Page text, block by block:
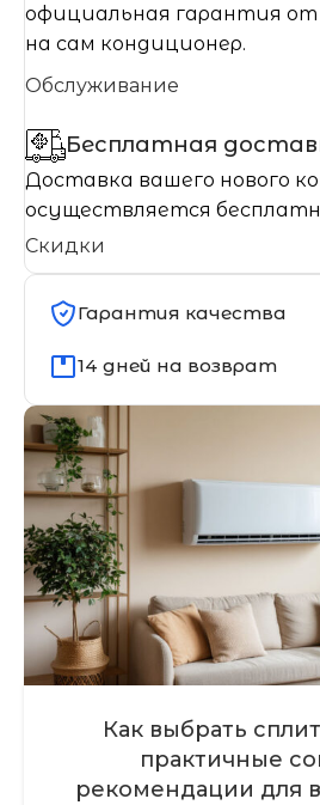
официальная гарантия от
на сам кондиционер.
Обслуживание
Бесплатная
Доставка вашего нового
осуществляется
Скидки
Гарантия качества
14 дней на возврат
Как выбрать
практичные
рекомендации для